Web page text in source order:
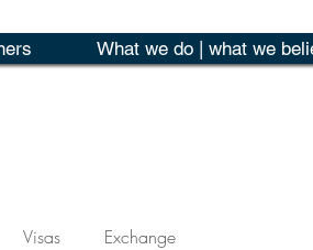
What we do | what we
Visas Exchange